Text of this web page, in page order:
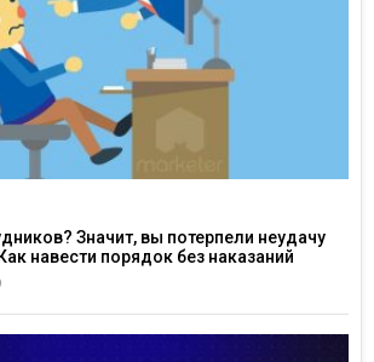
Значит, вы потерпели неудачу
навести порядок без наказаний